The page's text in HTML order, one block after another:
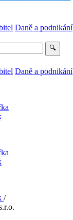
Daně a podnikání
🔍
Daně a podnikání
/